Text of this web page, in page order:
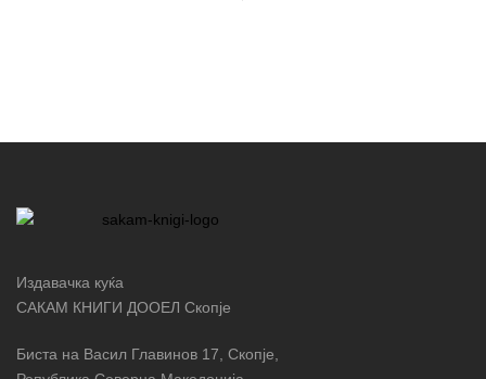
Издавачка куќа
САКАМ КНИГИ ДООЕЛ Скопје
Биста на Васил Главинов 17, Скопје,